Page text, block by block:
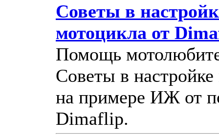
Советы в
мотоцикла от
Помощь
Советы в
на примере ИЖ от
Dimaflip.